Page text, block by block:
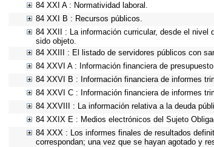
84 XXI A : Normatividad laboral.
84 XXI B : Recursos públicos.
84 XXII : La información curricular, desde el
sido objeto.
84 XXIII : El listado de servidores públicos con
84 XXVI A : Información financiera de
84 XXVI B : Información financiera de informes
84 XXVI C : Información financiera de informes
84 XXVIII : La información relativa a la deuda
84 XXIX E : Medios electrónicos del Sujeto
84 XXX : Los informes finales de resultados
correspondan; una vez que se hayan agotado y